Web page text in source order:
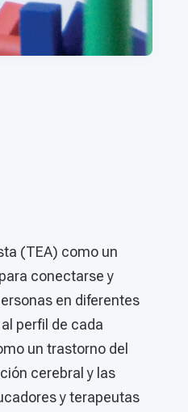
(TEA) como un
conectarse y
en diferentes
perfil de cada
un trastorno del
cerebral y las
y terapeutas